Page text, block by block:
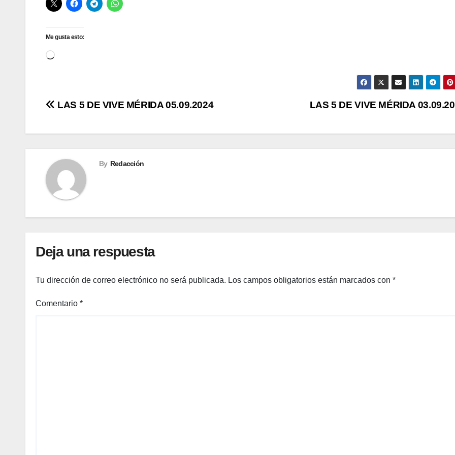
Me gusta esto:
Cargando...
Navegación
de
LAS 5 DE VIVE MÉRIDA
LAS 5 DE VIVE MÉRIDA 05.09.2024
By Redacción
Deja una respuesta
Tu dirección de correo electrónico no será publicada. Los campos obligatorios están marcados con *
Comentario *